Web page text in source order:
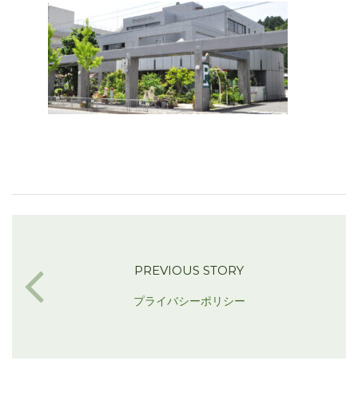
PREVIOUS STORY
プライバシーポリシー